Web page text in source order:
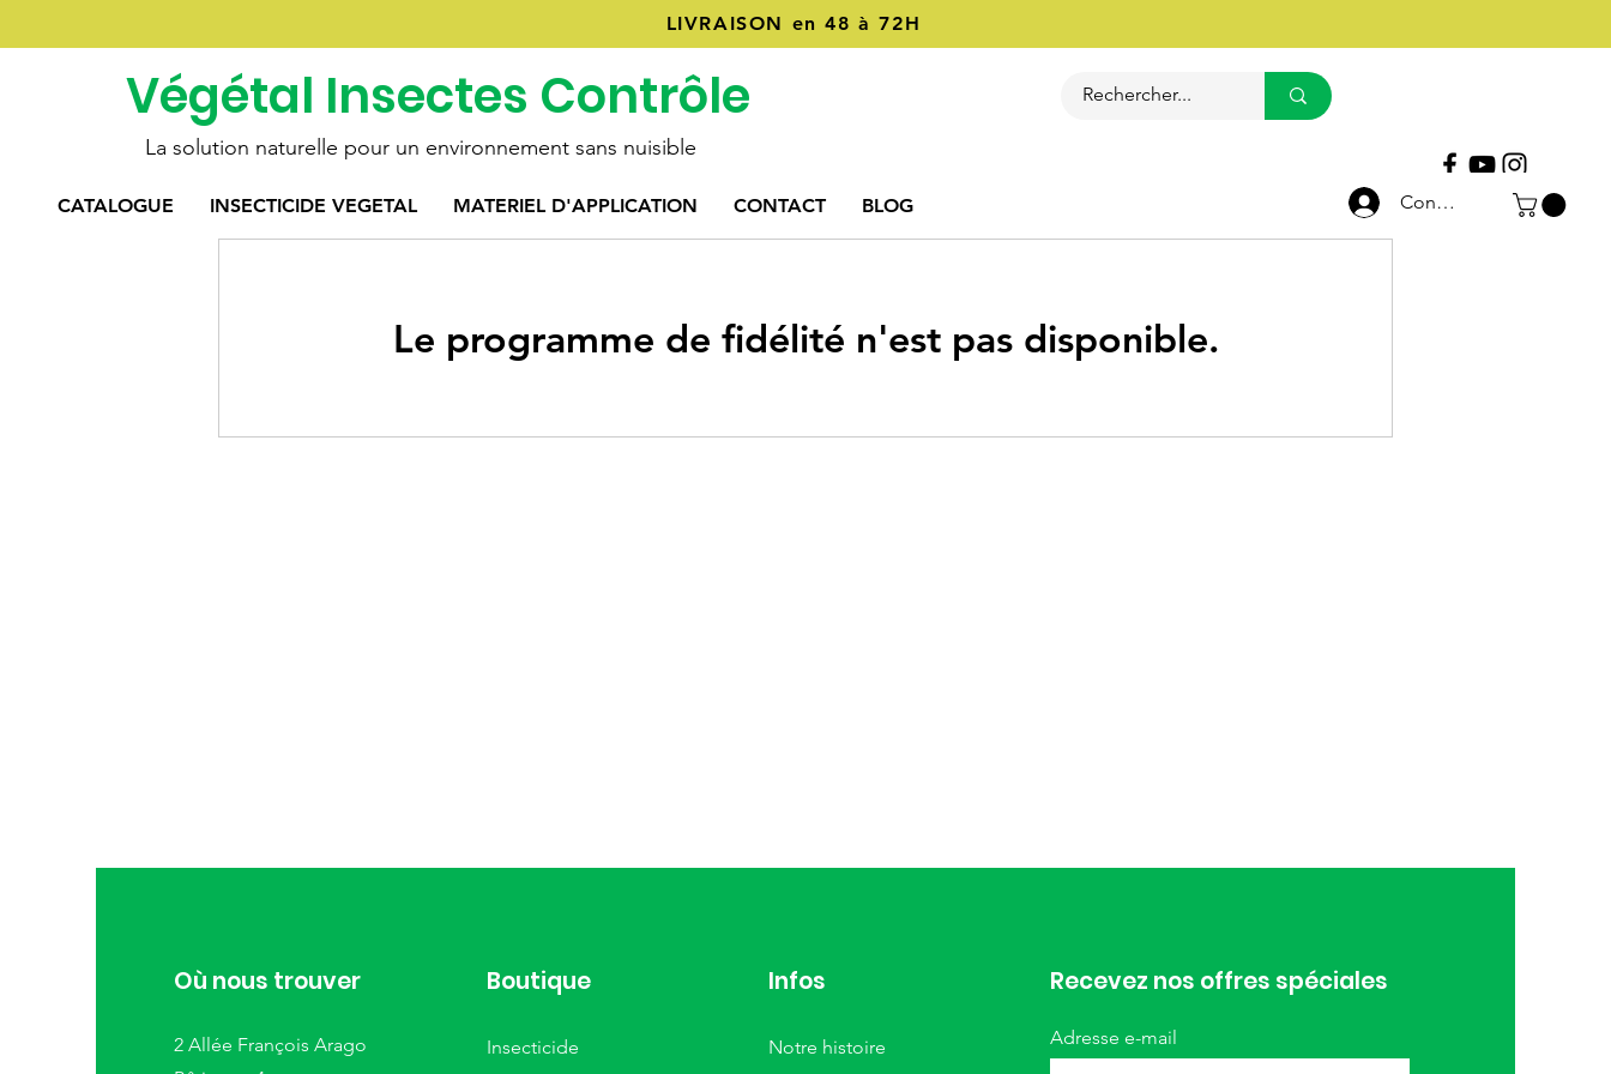
LIVRAISON en 48 à 72H
Végétal Insectes Contrôle
La solution naturelle pour un environnement sans nuisible
CATALOGUE INSECTICIDE VEGETAL MATERIEL D'APPLICATION CONTACT BLOG Connexion
Le programme de fidélité n'est pas disponible.
Où nous trouver
2 Allée François Arago
Boutique
Insecticide
Infos
Notre histoire
Recevez nos offres spéciales
Adresse e-mail